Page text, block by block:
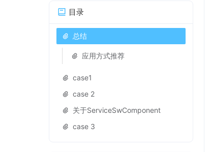
目录
总结
应用方式推荐
case1
case 2
关于ServiceSwComponent
case 3